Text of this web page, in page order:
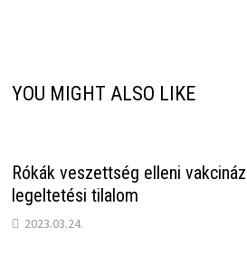
YOU MIGHT ALSO LIKE
Rókák veszettség elleni
legeltetési tilalom
2023.03.24.